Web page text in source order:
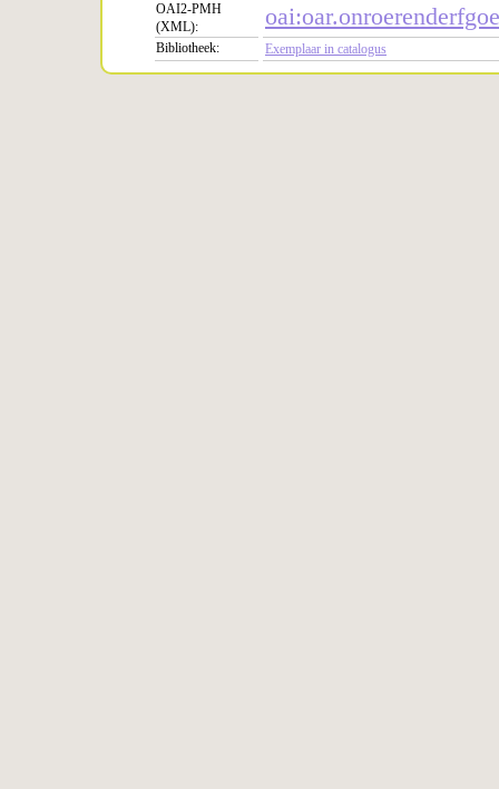
OAI2-PMH
(XML):
Bibliotheek: Exemplaar in catalogus